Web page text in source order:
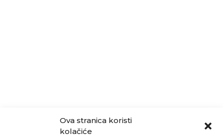
Ova stranica koristi
kolačiće